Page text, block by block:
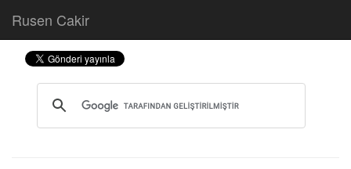
Rusen Cakir